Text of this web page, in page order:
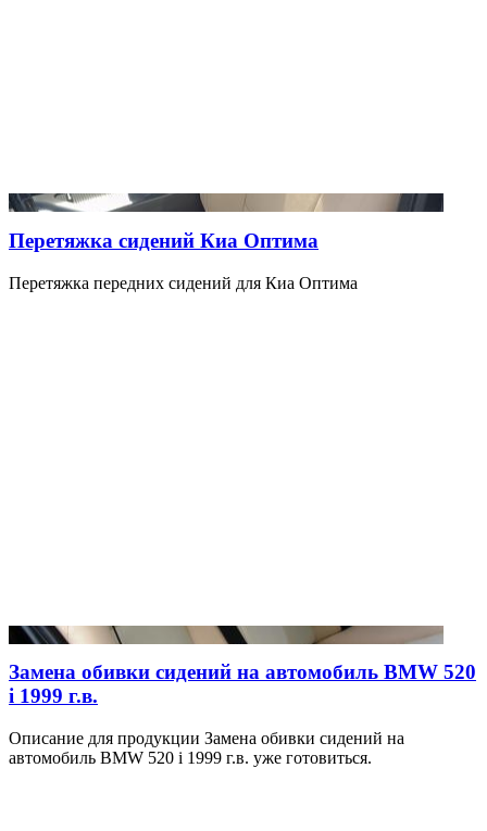
Перетяжка сидений Киа Оптима
Перетяжка передних сидений для Киа Оптима
Замена обивки сидений на автомобиль BMW 520
i 1999 г.в.
Описание для продукции Замена обивки сидений на
автомобиль BMW 520 i 1999 г.в. уже готовиться.